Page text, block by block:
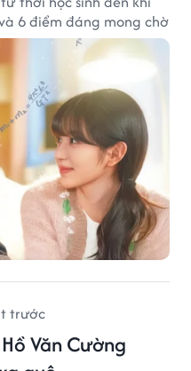
6 điểm đáng mong chờ
trước
Văn Cường